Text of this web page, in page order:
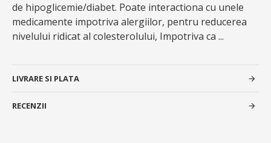
de hipoglicemie/diabet. Poate interactiona cu unele
medicamente impotriva alergiilor, pentru reducerea
nivelului ridicat al colesterolului, Impotriva ca ...
LIVRARE SI PLATA
RECENZII